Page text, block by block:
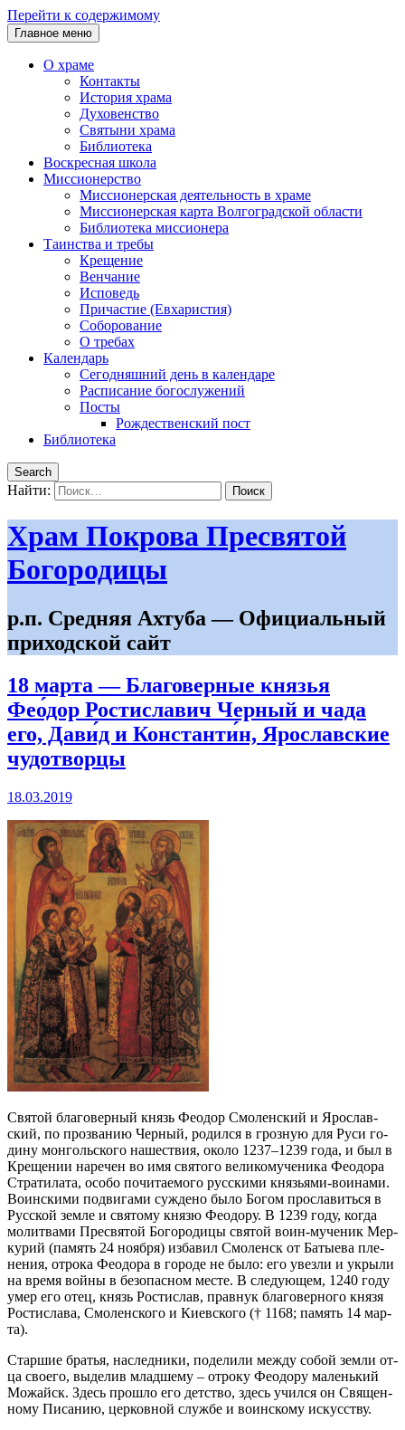
Перейти к содержимому
Главное меню
О храме
Контакты
История храма
Духовенство
Святыни храма
Библиотека
Воскресная школа
Миссионерство
Миссионерская деятельность в храме
Миссионерская карта Волгоградской области
Библиотека миссионера
Таинства и требы
Крещение
Венчание
Исповедь
Причастие (Евхаристия)
Соборование
О требах
Календарь
Сегодняшний день в календаре
Расписание богослужений
Посты
Рождественский пост
Библиотека
Search
Найти:
Храм Покрова Пресвятой
Богородицы
р.п. Средняя Ахтуба — Официальный
приходской сайт
18 марта — Благоверные князья
Фео́дор Ростиславич Черный и чада
его, Дави́д и Константи́н, Ярославские
чудотворцы
18.03.2019
Свя­той бла­го­вер­ный князь Фе­о­дор Смо­лен­ский и Яро­слав­
ский, по про­зва­нию Чер­ный, ро­дил­ся в гроз­ную для Ру­си го­
ди­ну мон­голь­ско­го на­ше­ствия, око­ло 1237–1239 го­да, и был в
Кре­ще­нии на­ре­чен во имя свя­то­го ве­ли­ко­му­че­ни­ка Фе­о­до­ра
Стра­ти­ла­та, осо­бо по­чи­та­е­мо­го рус­ски­ми кня­зья­ми-во­и­на­ми.
Во­ин­ски­ми по­дви­га­ми суж­де­но бы­ло Бо­гом про­сла­вить­ся в
Рус­ской зем­ле и свя­то­му кня­зю Фе­о­до­ру. В 1239 го­ду, ко­гда
мо­лит­ва­ми Пре­свя­той Бо­го­ро­ди­цы свя­той во­ин-му­че­ник Мер­
ку­рий (па­мять 24 но­яб­ря) из­ба­вил Смо­ленск от Ба­ты­ева пле­
не­ния, от­ро­ка Фе­о­до­ра в го­ро­де не бы­ло: его увез­ли и укры­ли
на вре­мя вой­ны в без­опас­ном ме­сте. В сле­ду­ю­щем, 1240 го­ду
умер его отец, князь Ро­сти­слав, пра­внук бла­го­вер­но­го кня­зя
Ро­сти­сла­ва, Смо­лен­ско­го и Ки­ев­ско­го († 1168; па­мять 14 мар­
та).
Стар­шие бра­тья, на­след­ни­ки, по­де­ли­ли меж­ду со­бой зем­ли от­
ца сво­е­го, вы­де­лив млад­ше­му – от­ро­ку Фе­о­до­ру ма­лень­кий
Мо­жайск. Здесь про­шло его дет­ство, здесь учил­ся он Свя­щен­
но­му Пи­са­нию, цер­ков­ной служ­бе и во­ин­ско­му ис­кус­ству.